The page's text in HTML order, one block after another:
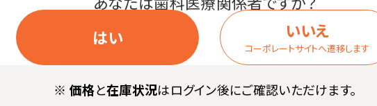
はい
いいえ
コーポレートサイトへ遷移します
※ 価格と在庫状況はログイン後にご確認いただけます。
ルプ配合率100%の再生紙 粘着剤：アクリル系